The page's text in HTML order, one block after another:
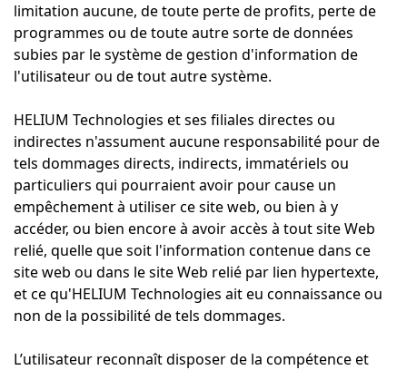
limitation aucune, de toute perte de profits, perte de
programmes ou de toute autre sorte de données
subies par le système de gestion d'information de
l'utilisateur ou de tout autre système.
HELIUM Technologies et ses filiales directes ou
indirectes n'assument aucune responsabilité pour de
tels dommages directs, indirects, immatériels ou
particuliers qui pourraient avoir pour cause un
empêchement à utiliser ce site web, ou bien à y
accéder, ou bien encore à avoir accès à tout site Web
relié, quelle que soit l'information contenue dans ce
site web ou dans le site Web relié par lien hypertexte,
et ce qu'HELIUM Technologies ait eu connaissance ou
non de la possibilité de tels dommages.
L’utilisateur reconnaît disposer de la compétence et